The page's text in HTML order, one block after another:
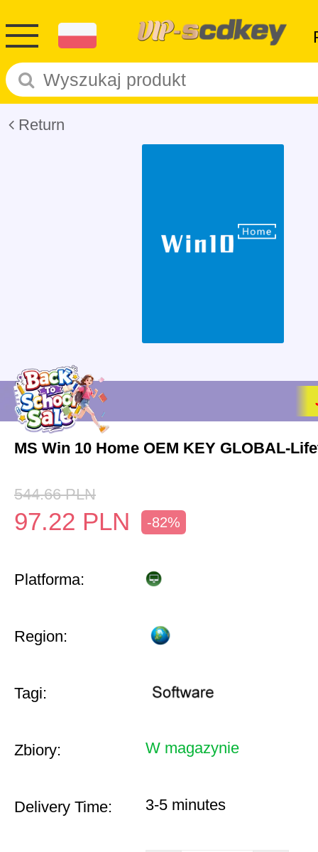
Return
MS Win 10 Home OEM KEY GLOBAL-
544.66 PLN
97.22 PLN -82%
Platforma:
Region:
Tagi:
Zbiory: W magazynie
Delivery Time: 3-5 minutes